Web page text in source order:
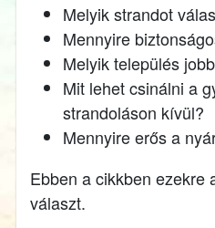
Melyik strandot
Mennyire
Melyik település
Mit lehet csinálni a
strandoláson kívül?
Mennyire erős a
Ebben a cikkben ezekre
választ.